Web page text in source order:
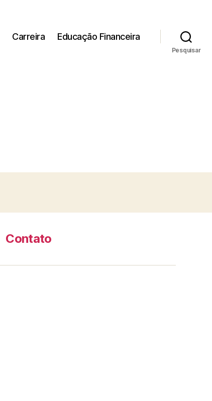
Carreira Educação Financeira
Pesquisar
Contato